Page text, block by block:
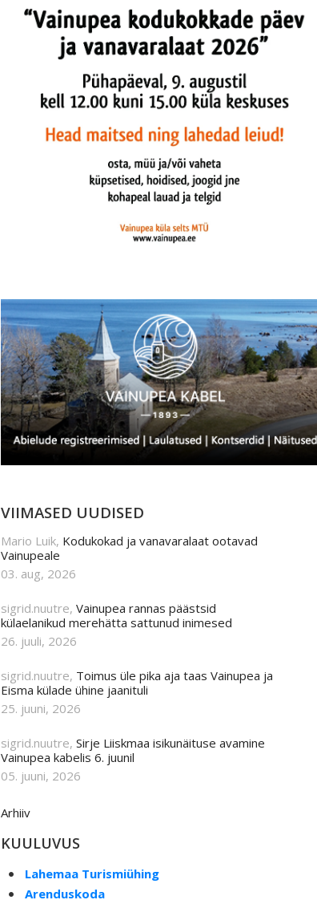
VIIMASED UUDISED
Mario Luik, Kodukokad ja vanavaralaat ootavad
Vainupeale
03. aug, 2026
sigrid.nuutre, Vainupea rannas päästsid
külaelanikud merehätta sattunud inimesed
26. juuli, 2026
sigrid.nuutre, Toimus üle pika aja taas Vainupea ja
Eisma külade ühine jaanituli
25. juuni, 2026
sigrid.nuutre, Sirje Liiskmaa isikunäituse avamine
Vainupea kabelis 6. juunil
05. juuni, 2026
Arhiiv
KUULUVUS
Lahemaa Turismiühing
Arenduskoda